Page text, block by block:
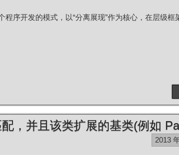
序开发的模式，以“分离展现”作为核心，在层级框
，并且该类扩展的基类(例如
2013